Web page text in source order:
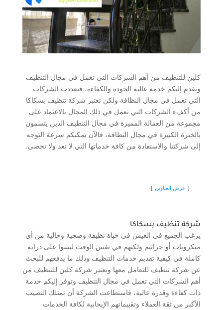
كلين للتنظيف من أهم الشركات التي تعمل في مجال التنظيف
وتقدم إليكم خدمة عالية الجودة والكفاءة، فتعددت الشركات
التي تعمل في مجال النظافة ولكن تعتبر شركة تنظيف بسكاكا
من أكفء الشركات التي تعمل في ذلك المجال بالاعتماد على
مجموعة من العمالة المميزة في مجال التنظيف الذين يتسمون
بالخبرة الكبيرة في مجال النظافة، فالآن يمكنكم سرعة التوجه
إلى شركتنا والاستفادة من كافة خدماتها التي لا تعد ولا تحصى.
عرض العناوين
شركة تنظيف بسكاكا
يرغب الجميع في العيش في حياة نظيفة وصحية وخالية من أي
ميكروبات أو جراثيم ولكنهم في نفس الوقت ليسوا على دراية
كاملة في كيفية تقديم خدمات التنظيف وذلك ما يدفعهم للبحث
عن شركة تنظيف للتعامل معها وتعتبر شركة كلين للتنظيف من
أهم الشركات التي تعمل في مجال التنظيف وتوفر إليكم خدمة
ذات كفاءة وقدرة عالية، فاستطاعت الشركة أن تمتلك النصيب
الأكبر من ثقة العملاء وتقييماتهم الإيجابية لكافة الخدمات